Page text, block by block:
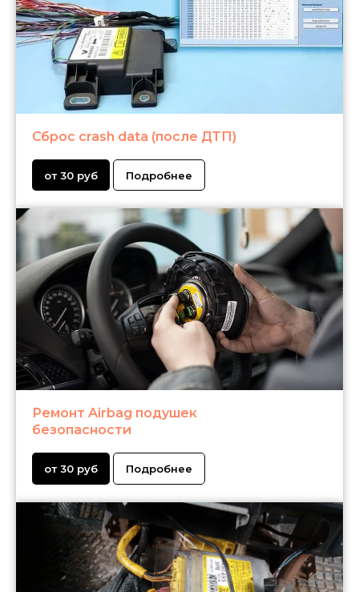
Сброс crash data (после ДТП)
от 30 руб Подробнее
Ремонт Airbag подушек
безопасности
от 30 руб Подробнее